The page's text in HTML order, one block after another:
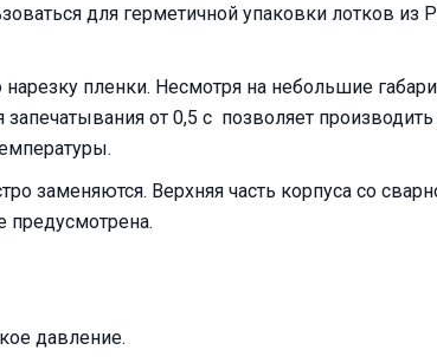
для герметичной упаковки лотков из PP,
пленки. Несмотря на небольшие
от 0,5 с позволяет
заменяются. Верхняя часть корпуса со
предусмотрена.
давление.